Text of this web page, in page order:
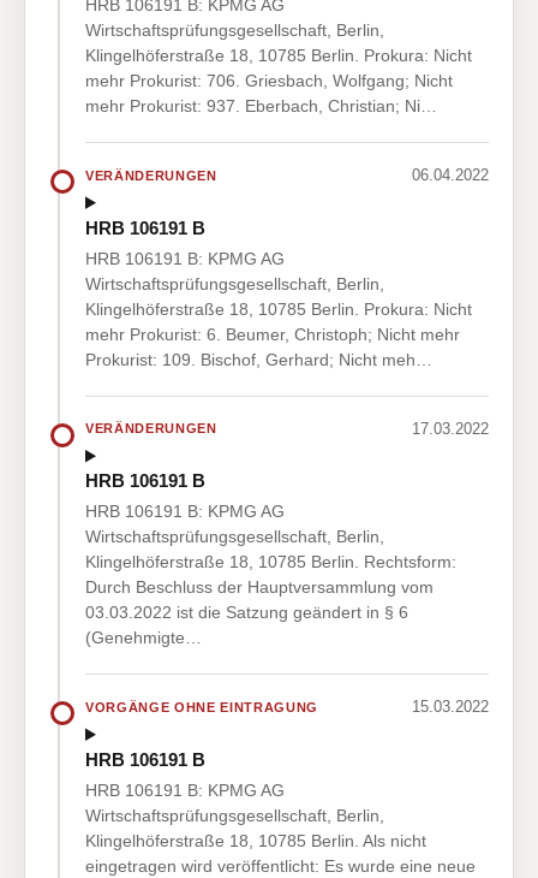
HRB 106191 B: KPMG AG
Wirtschaftsprüfungsgesellschaft, Berlin,
Klingelhöferstraße 18, 10785 Berlin. Prokura: Nicht
mehr Prokurist: 706. Griesbach, Wolfgang; Nicht
mehr Prokurist: 937. Eberbach, Christian; Ni…
VERÄNDERUNGEN 06.04.2022
HRB 106191 B
HRB 106191 B: KPMG AG
Wirtschaftsprüfungsgesellschaft, Berlin,
Klingelhöferstraße 18, 10785 Berlin. Prokura: Nicht
mehr Prokurist: 6. Beumer, Christoph; Nicht mehr
Prokurist: 109. Bischof, Gerhard; Nicht meh…
VERÄNDERUNGEN 17.03.2022
HRB 106191 B
HRB 106191 B: KPMG AG
Wirtschaftsprüfungsgesellschaft, Berlin,
Klingelhöferstraße 18, 10785 Berlin. Rechtsform:
Durch Beschluss der Hauptversammlung vom
03.03.2022 ist die Satzung geändert in § 6
(Genehmigte…
VORGÄNGE OHNE EINTRAGUNG 15.03.2022
HRB 106191 B
HRB 106191 B: KPMG AG
Wirtschaftsprüfungsgesellschaft, Berlin,
Klingelhöferstraße 18, 10785 Berlin. Als nicht
eingetragen wird veröffentlicht: Es wurde eine neue